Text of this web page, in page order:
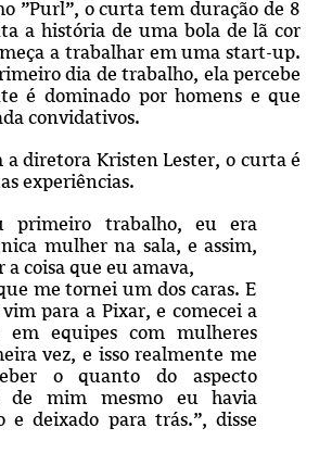
”Purl”, o curta tem duração de 8
a história de uma bola de lã cor
a trabalhar em uma start-up.
dia de trabalho, ela percebe
é dominado por homens e que
convidativos.
a diretora Kristen Lester, o curta é
experiências.
primeiro trabalho, eu era
mulher na sala, e assim,
a coisa que eu amava,
me tornei um dos caras. E
para a Pixar, e comecei a
em equipes com mulheres
vez, e isso realmente me
o quanto do aspecto
de mim mesmo eu havia
e deixado para trás.”, disse